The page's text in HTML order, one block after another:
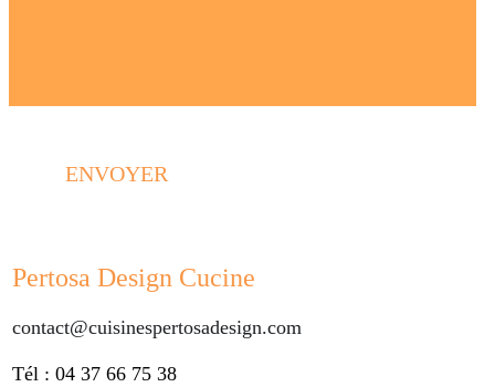
ENVOYER
Pertosa Design Cucine
contact@cuisinespertosadesign.com
Tél : 04 37 66 75 38